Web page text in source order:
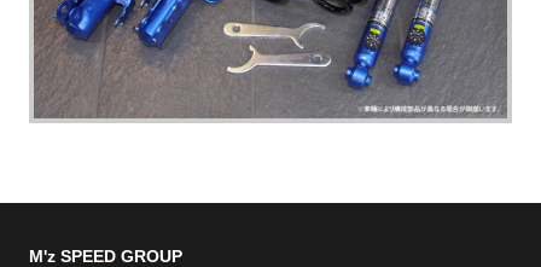
M'z SPEED GROUP